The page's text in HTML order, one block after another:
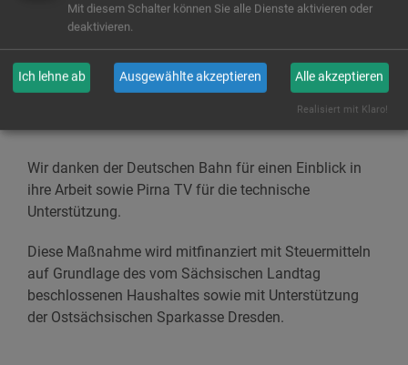
Ja
Wir danken der Deutschen Bahn für einen Einblick in
ihre Arbeit sowie Pirna TV für die technische
Unterstützung.
Diese Maßnahme wird mitfinanziert mit Steuermitteln
auf Grundlage des vom Sächsischen Landtag
beschlossenen Haushaltes sowie mit Unterstützung
der Ostsächsischen Sparkasse Dresden.
Mit diesem Schalter können Sie alle Dienste aktivieren oder
deaktivieren.
Ich lehne ab Ausgewählte akzeptieren Alle akzeptieren
Realisiert mit Klaro!